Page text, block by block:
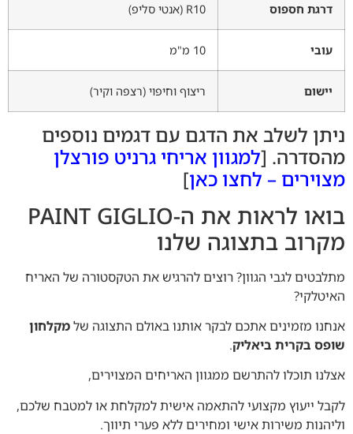
דרגת חספוס R10 (אנטי סליפ)
עובי 10 מ"מ
יישום ריצוף וחיפוי (רצפה וקיר)
ניתן לשלב את הדגם עם דגמים נוספים
מהסדרה. [למגוון אריחי גרניט פורצלן
מצוירים – לחצו כאן]
בואו לראות את ה-PAINT GIGLIO
מקרוב בתצוגה שלנו
מתלבטים לגבי הגוון? רוצים להרגיש את הטקסטורה של האריח
האיטלקי?
אנחנו מזמינים אתכם לבקר אותנו באולם התצוגה שלמקלחון
שופס בקרית ביאליק.
אצלנו תוכלו להתרשם ממגוון האריחים המצוירים,
לקבל ייעוץ מקצועי להתאמה אישית למקלחת או למטבח שלכם,
וליהנות משירות אישי ומחירים ללא פערי תיווך.